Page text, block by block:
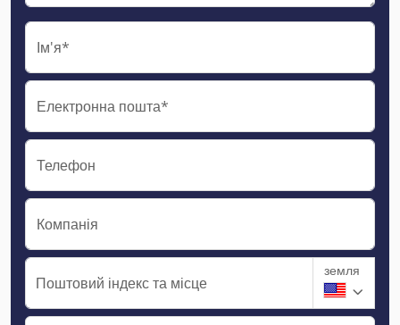
Ім'я*
Електронна пошта*
Телефон
Компанія
Поштовий індекс та місце
земля